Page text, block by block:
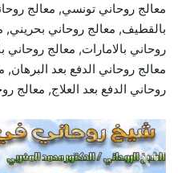
معالج روحاني تونسي, معالج
بالقطيف, معالج روحاني بحريني,
روحاني بالامارات, معالج
معالج روحاني الدفع بعد
روحاني الدفع بعد العلاج, معالج